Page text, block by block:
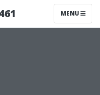
MENU